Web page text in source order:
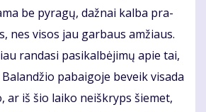
be py­ra­gų, daž­nai kal­ba pra­
nes vi­sos jau gar­baus am­žiaus.
ran­da­si pa­si­kal­bė­ji­mų apie tai,
pa­bai­go­je be­veik vi­sa­da
ar iš šio lai­ko ne­iš­kryps šie­met,